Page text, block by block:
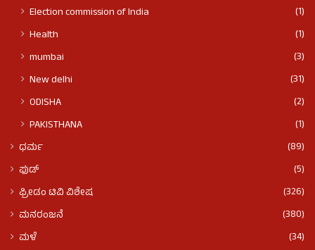
Election commission of India
(1)
Health
(1)
mumbai
(3)
New delhi
(31)
ODISHA
(2)
PAKISTHANA
(1)
ಧರ್ಮ
(89)
ಫುಡ್​​
(5)
ಫ್ರೀಡಂ ಟಿವಿ ವಿಶೇಷ
(326)
ಮನರಂಜನೆ
(380)
ಮಳೆ
(34)